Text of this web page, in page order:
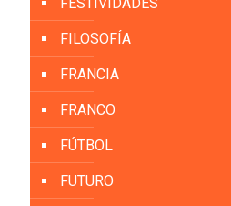
FILOSOFÍA
FRANCIA
FRANCO
FÚTBOL
FUTURO